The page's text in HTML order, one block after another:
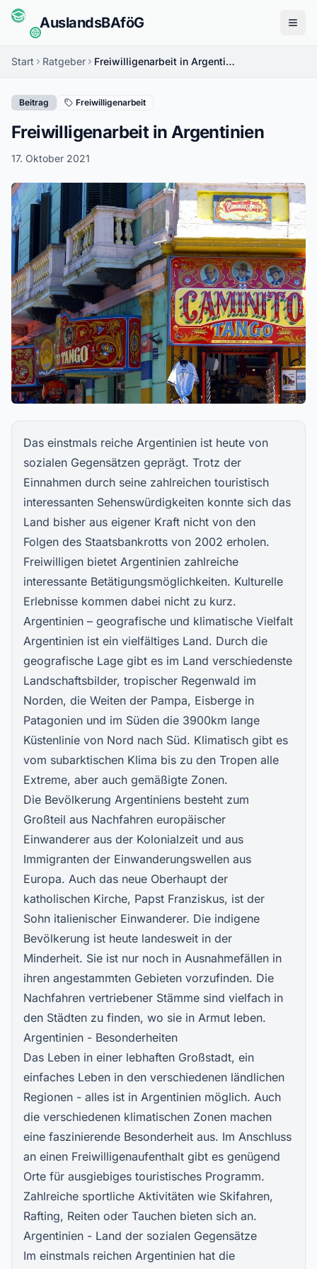
AuslandsBAföG
Start Ratgeber Freiwilligenarbeit in Argentinien
Beitrag Freiwilligenarbeit
Freiwilligenarbeit in Argentinien
17. Oktober 2021
Das einstmals reiche Argentinien ist heute von
sozialen Gegensätzen geprägt. Trotz der
Einnahmen durch seine zahlreichen touristisch
interessanten Sehenswürdigkeiten konnte sich das
Land bisher aus eigener Kraft nicht von den
Folgen des Staatsbankrotts von 2002 erholen.
Freiwilligen bietet Argentinien zahlreiche
interessante Betätigungsmöglichkeiten. Kulturelle
Erlebnisse kommen dabei nicht zu kurz.
Argentinien – geografische und klimatische Vielfalt
Argentinien ist ein vielfältiges Land. Durch die
geografische Lage gibt es im Land verschiedenste
Landschaftsbilder, tropischer Regenwald im
Norden, die Weiten der Pampa, Eisberge in
Patagonien und im Süden die 3900km lange
Küstenlinie von Nord nach Süd. Klimatisch gibt es
vom subarktischen Klima bis zu den Tropen alle
Extreme, aber auch gemäßigte Zonen.
Die Bevölkerung Argentiniens besteht zum
Großteil aus Nachfahren europäischer
Einwanderer aus der Kolonialzeit und aus
Immigranten der Einwanderungswellen aus
Europa. Auch das neue Oberhaupt der
katholischen Kirche, Papst Franziskus, ist der
Sohn italienischer Einwanderer. Die indigene
Bevölkerung ist heute landesweit in der
Minderheit. Sie ist nur noch in Ausnahmefällen in
ihren angestammten Gebieten vorzufinden. Die
Nachfahren vertriebener Stämme sind vielfach in
den Städten zu finden, wo sie in Armut leben.
Argentinien - Besonderheiten
Das Leben in einer lebhaften Großstadt, ein
einfaches Leben in den verschiedenen ländlichen
Regionen - alles ist in Argentinien möglich. Auch
die verschiedenen klimatischen Zonen machen
eine faszinierende Besonderheit aus. Im Anschluss
an einen Freiwilligenaufenthalt gibt es genügend
Orte für ausgiebiges touristisches Programm.
Zahlreiche sportliche Aktivitäten wie Skifahren,
Rafting, Reiten oder Tauchen bieten sich an.
Argentinien - Land der sozialen Gegensätze
Im einstmals reichen Argentinien hat die